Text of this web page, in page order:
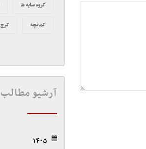
گروه سایه ها
کمانچه کرج
آرشیو مطالب
۱۴۰۵